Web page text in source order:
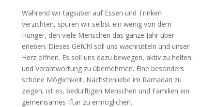
Während wir tagsüber auf Essen und Trinken
verzichten, spüren wir selbst ein wenig von dem
Hunger, den viele Menschen das ganze Jahr über
erleben. Dieses Gefühl soll uns wachrütteln und unser
Herz öffnen. Es soll uns dazu bewegen, aktiv zu helfen
und Verantwortung zu übernehmen. Eine besonders
schöne Möglichkeit, Nächstenliebe im Ramadan zu
zeigen, ist es, bedürftigen Menschen und Familien ein
gemeinsames Iftar zu ermöglichen.